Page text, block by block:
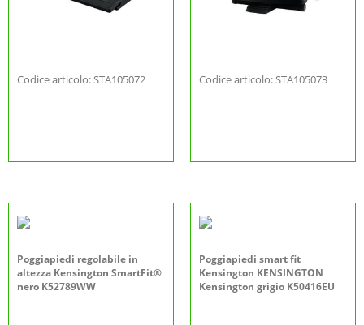
Codice articolo: STA105072 Codice articolo: STA105073
Poggiapiedi regolabile in
altezza Kensington SmartFit®
nero K52789WW
Poggiapiedi smart fit
Kensington KENSINGTON
Kensington grigio K50416EU